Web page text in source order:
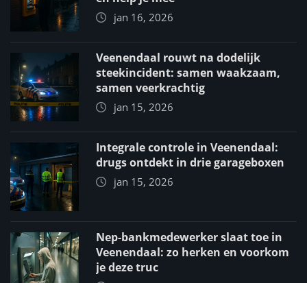
jan 16, 2026
Veenendaal rouwt na dodelijk
steekincident: samen waakzaam,
samen veerkrachtig
jan 15, 2026
Integrale controle in Veenendaal:
drugs ontdekt in drie garageboxen
jan 15, 2026
Nep-bankmedewerker slaat toe in
Veenendaal: zo herken en voorkom
je deze truc